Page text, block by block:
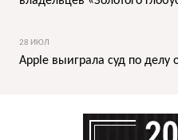
28 ИЮЛ
Apple выиграла суд по делу